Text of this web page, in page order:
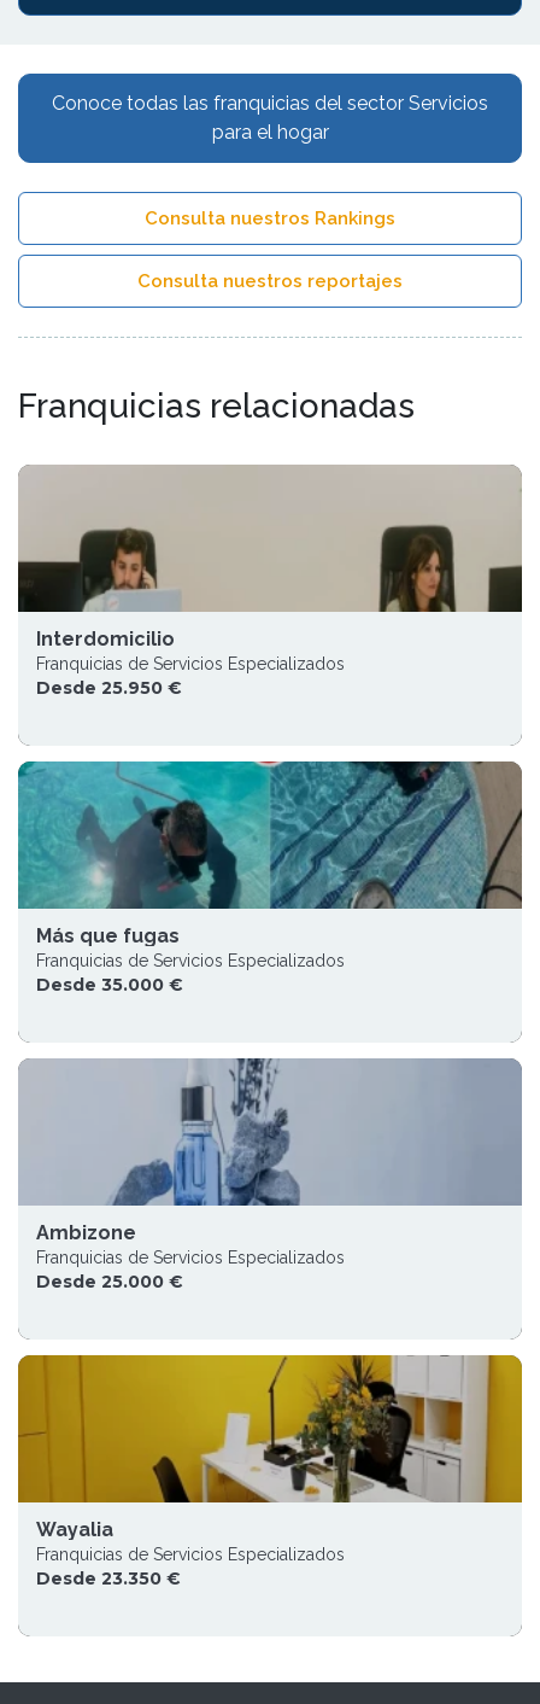
Conoce todas las franquicias del sector Servicios
para el hogar
Consulta nuestros Rankings
Consulta nuestros reportajes
Franquicias relacionadas
Interdomicilio
Franquicias de Servicios Especializados
Desde 25.950 €
Más que fugas
Franquicias de Servicios Especializados
Desde 35.000 €
Ambizone
Franquicias de Servicios Especializados
Desde 25.000 €
Wayalia
Franquicias de Servicios Especializados
Desde 23.350 €